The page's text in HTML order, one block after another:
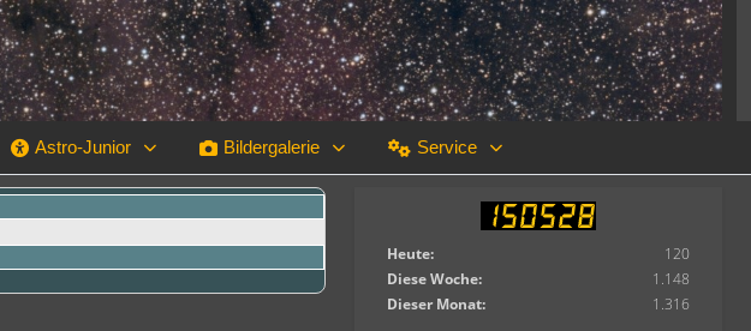
Astro-Junior Bildergalerie Service
Heute:
120
Diese Woche:
1.148
Dieser Monat:
1.316